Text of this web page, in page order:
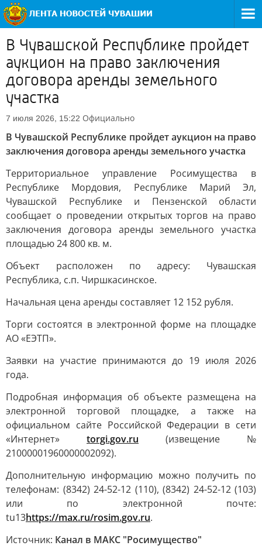
В Чувашской Республике пройдет
аукцион на право заключения
договора аренды земельного
участка
7 июля 2026, 15:22 Официально
В Чувашской Республике пройдет аукцион на право
заключения договора аренды земельного участка
Территориальное управление Росимущества в
Республике Мордовия, Республике Марий Эл,
Чувашской Республике и Пензенской области
сообщает о проведении открытых торгов на право
заключения договора аренды земельного участка
площадью 24 800 кв. м.
Объект расположен по адресу: Чувашская
Республика, с.п. Чиршкасинское.
Начальная цена аренды составляет 12 152 рубля.
Торги состоятся в электронной форме на площадке
АО «ЕЭТП».
Заявки на участие принимаются до 19 июля 2026
года.
Подробная информация об объекте размещена на
электронной торговой площадке, а также на
официальном сайте Российской Федерации в сети
«Интернет» torgi.gov.ru (извещение №
21000001960000002092).
Дополнительную информацию можно получить по
телефонам: (8342) 24-52-12 (110), (8342) 24-52-12 (103)
или по электронной почте:
tu13https://max.ru/rosim.gov.ru.
Источник: Канал в МАКС "Росимущество"